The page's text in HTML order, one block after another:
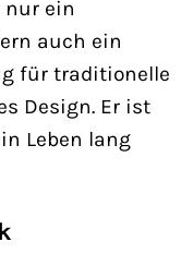
nur ein
auch ein
für traditionelle
Design. Er ist
Leben lang